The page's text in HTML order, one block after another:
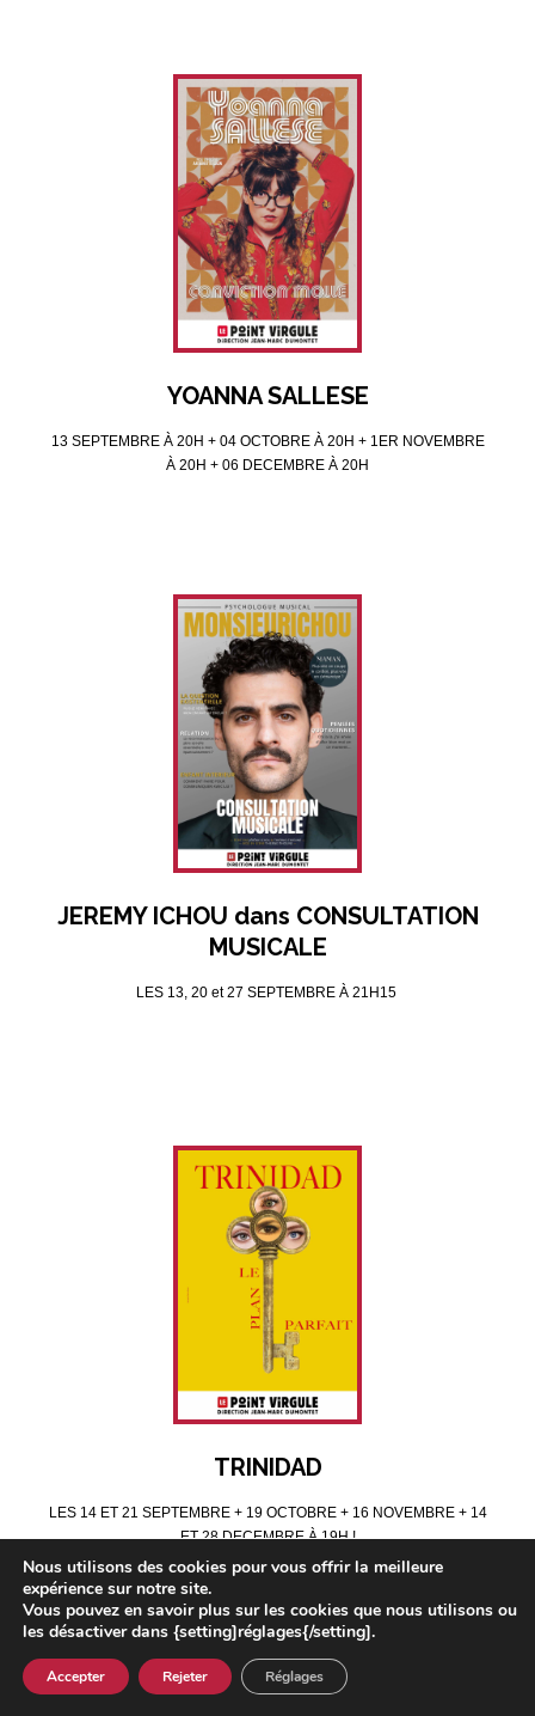
YOANNA SALLESE
13 SEPTEMBRE À 20H + 04 OCTOBRE À 20H + 1ER NOVEMBRE
À 20H + 06 DECEMBRE À 20H
JEREMY ICHOU dans CONSULTATION
MUSICALE
LES 13, 20 et 27 SEPTEMBRE À 21H15
TRINIDAD
LES 14 ET 21 SEPTEMBRE + 19 OCTOBRE + 16 NOVEMBRE + 14
ET 28 DECEMBRE À 19H !
Nous utilisons des cookies pour vous offrir la meilleure
expérience sur notre site.
Vous pouvez en savoir plus sur les cookies que nous utilisons ou
les désactiver dans {setting]réglages{/setting].
Accepter Rejeter Réglages